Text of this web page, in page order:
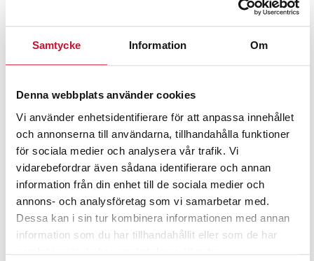
Samtycke Information Om
Denna webbplats använder cookies
Vi använder enhetsidentifierare för att anpassa innehållet
och annonserna till användarna, tillhandahålla funktioner
för sociala medier och analysera vår trafik. Vi
vidarebefordrar även sådana identifierare och annan
information från din enhet till de sociala medier och
annons- och analysföretag som vi samarbetar med.
Dessa kan i sin tur kombinera informationen med annan
information som du har tillhandahållit eller som de har
Relaterade produkter